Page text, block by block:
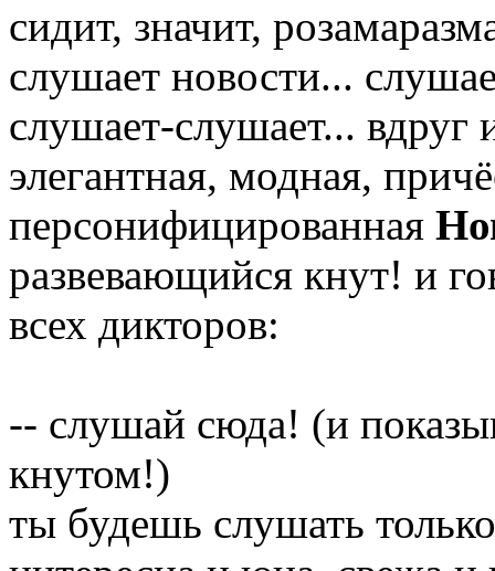
сидит, значит,
слушает новости...
слушает-слушает... вдруг
элегантная, модная,
персонифицированная
развевающийся кнут! и
всех дикторов:
-- слушай сюда! (и
кнутом!)
ты будешь слушать